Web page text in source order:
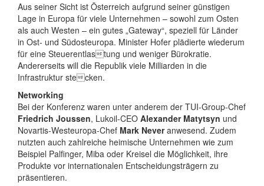
Aus seiner Sicht ist Österreich aufgrund seiner günstigen
Lage in Europa für viele Unternehmen – sowohl zum Osten
als auch Westen – ein gutes „Gateway“, speziell für Länder
in Ost- und Südosteuropa. Minister Hofer plädierte wiederum
für eine Steuerentlastung und weniger Bürokratie.
Andererseits will die Republik viele Milliarden in die
Infrastruktur stecken.
Networking
Bei der Konferenz waren unter anderem der TUI-Group-Chef
Friedrich Joussen, Lukoil-CEO Alexander Matytsyn und
Novartis-Westeuropa-Chef Mark Neveranwesend. Zudem
nutzten auch zahlreiche heimische Unternehmen wie zum
Beispiel Palfinger, Miba oder Kreisel die Möglichkeit, ihre
Produkte vor internationalen Entscheidungsträgern zu
präsentieren.